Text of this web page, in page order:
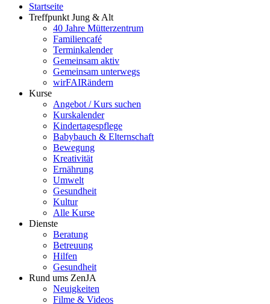
Startseite
Treffpunkt Jung & Alt
40 Jahre Mütterzentrum
Familiencafé
Terminkalender
Gemeinsam aktiv
Gemeinsam unterwegs
wirFAIRändern
Kurse
Angebot / Kurs suchen
Kurskalender
Kindertagespflege
Babybauch & Elternschaft
Bewegung
Kreativität
Ernährung
Umwelt
Gesundheit
Kultur
Alle Kurse
Dienste
Beratung
Betreuung
Hilfen
Gesundheit
Rund ums ZenJA
Neuigkeiten
Filme & Videos